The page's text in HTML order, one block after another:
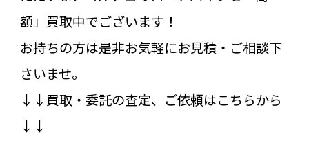
額」買取中でございます！
お持ちの方は是非お気軽にお見積・ご相談下
さいませ。
↓↓買取・委託の査定、ご依頼はこちらから
↓↓